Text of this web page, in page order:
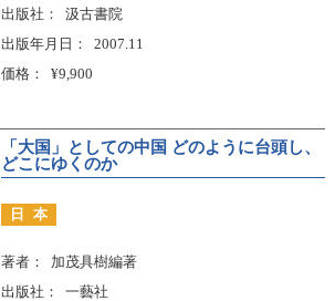
出版社
汲古書院
出版年月日
2007.11
価格
¥9,900
「大国」としての中国 どのように台頭し、
どこにゆくのか
日本
著者
加茂具樹編著
出版社
一藝社